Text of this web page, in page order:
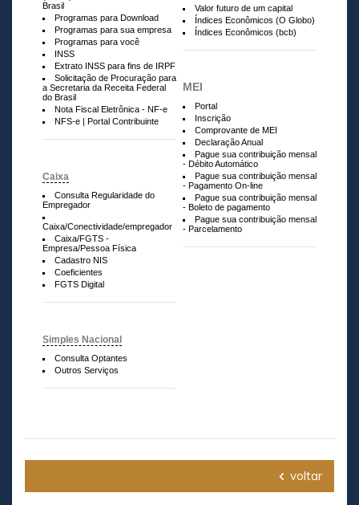
Brasil
Programas para Download
Programas para sua empresa
Programas para você
INSS
Extrato INSS para fins de IRPF
Solicitação de Procuração para
a Secretaria da Receita Federal
do Brasil
Nota Fiscal Eletrônica - NF-e
NFS-e | Portal Contribuinte
Caixa
Consulta Regularidade do
Empregador
Caixa/Conectividade/empregador
Caixa/FGTS -
Empresa/Pessoa Física
Cadastro NIS
Coeficientes
FGTS Digital
Simples Nacional
Consulta Optantes
Outros Serviços
Valor futuro de um capital
Índices Econômicos (O Globo)
Índices Econômicos (bcb)
MEI
Portal
Inscrição
Comprovante de MEI
Declaração Anual
Pague sua contribuição mensal
- Débito Automático
Pague sua contribuição mensal
- Pagamento On-line
Pague sua contribuição mensal
- Boleto de pagamento
Pague sua contribuição mensal
- Parcelamento
voltar